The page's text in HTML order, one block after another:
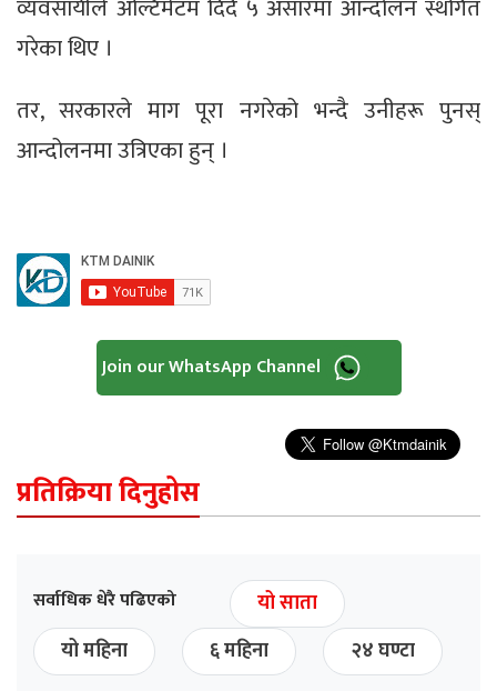
व्यवसायीले अल्टिमेटम दिँदै ५ असारमा आन्दोलन स्थगित
गरेका थिए ।
तर, सरकारले माग पूरा नगरेको भन्दै उनीहरू पुनस्
आन्दोलनमा उत्रिएका हुन् ।
Join our WhatsApp Channel
प्रतिक्रिया दिनुहोस
सर्वाधिक धेरै पढिएको
यो साता
यो महिना
६ महिना २४ घण्टा